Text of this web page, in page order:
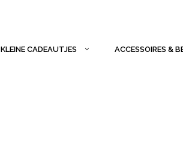
KLEINE CADEAUTJES ACCESSOIRES &